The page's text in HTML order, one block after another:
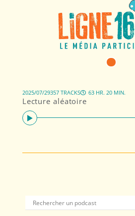
Lecture aléatoire
2025/07/29357 TRACKS 63 HR. 20 MIN.